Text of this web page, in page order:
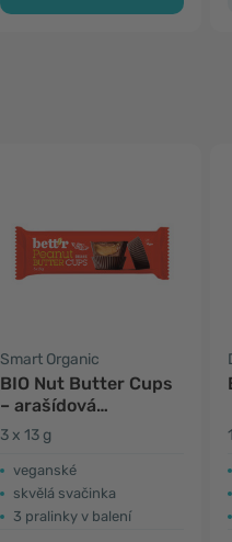
Smart Organic
BIO Nut Butter Cups
– arašídová
pomazánka a
čokoláda
3 x 13 g
veganské
skvělá svačinka
3 pralinky v balení